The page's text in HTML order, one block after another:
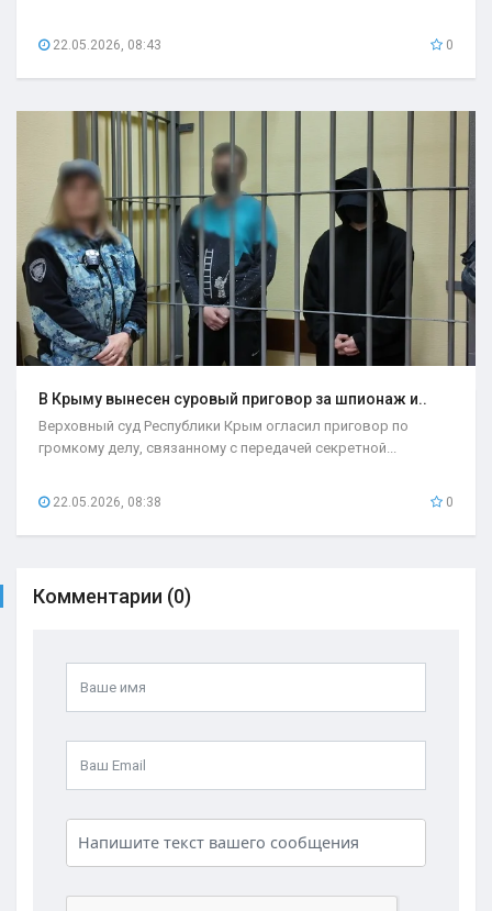
22.05.2026, 08:43 0
В Крыму вынесен суровый приговор за шпионаж и..
Верховный суд Республики Крым огласил приговор по
громкому делу, связанному с передачей секретной...
22.05.2026, 08:38 0
Комментарии (0)